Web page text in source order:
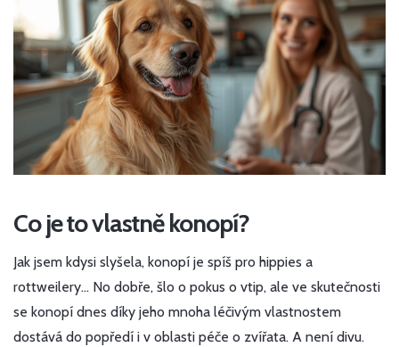
Co je to vlastně konopí?
Jak jsem kdysi slyšela, konopí je spíš pro hippies a
rottweilery... No dobře, šlo o pokus o vtip, ale ve skutečnosti
se konopí dnes díky jeho mnoha léčivým vlastnostem
dostává do popředí i v oblasti péče o zvířata. A není divu.